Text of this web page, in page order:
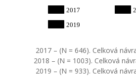
2017
2019
2017 – (N = 646). Celková
2018 – (N = 1003). Celková
2019 – (N = 933). Celková